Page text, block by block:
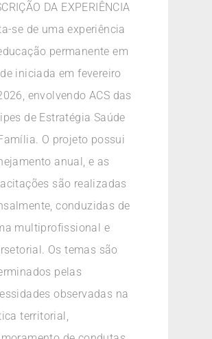
DA EXPERIÊNCIA
se de uma experiência
permanente em
iniciada em fevereiro
envolvendo ACS das
de Estratégia Saúde
O projeto possui
anual, e as
são realizadas
conduzidas de
multiprofissional e
Os temas são
pelas
observadas na
territorial,